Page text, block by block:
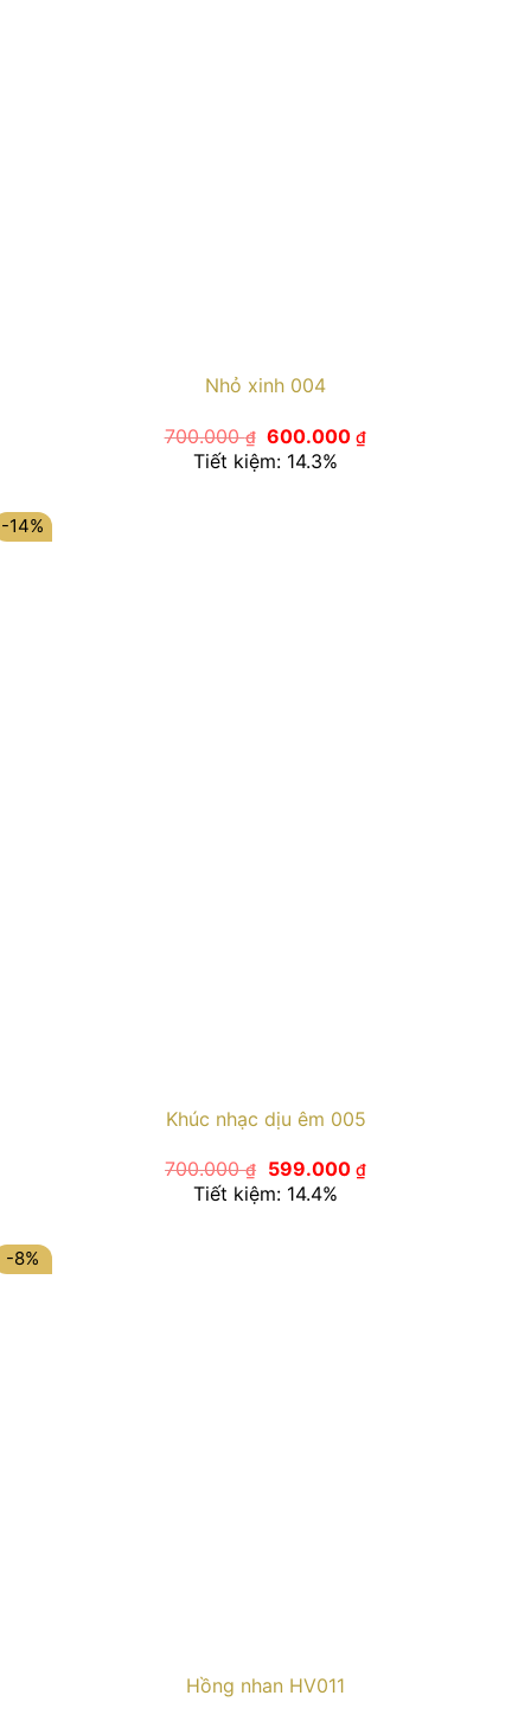
Nhỏ xinh 004
700.000₫ Giá
gốc
là:
600.000₫Giá
Tiết kiệm: 14.3%
-14%
Khúc nhạc dịu êm 005
700.000₫
Giá
gốc
là:
599.000 ₫Giá
hiện
Tiết kiệm: 14.4%
-8%
Hồng nhan HV011